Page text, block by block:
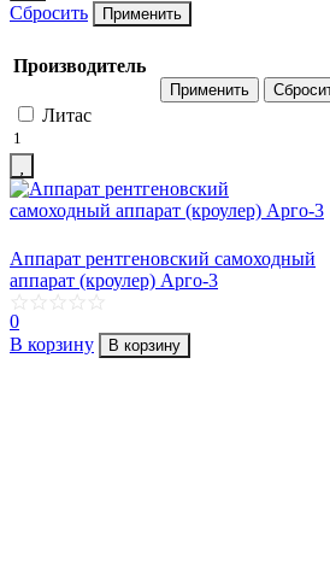
Сбросить Применить
Производитель
Литас
1
Аппарат рентгеновский самоходный
аппарат (кроулер) Арго-3
0
В корзину
В корзину